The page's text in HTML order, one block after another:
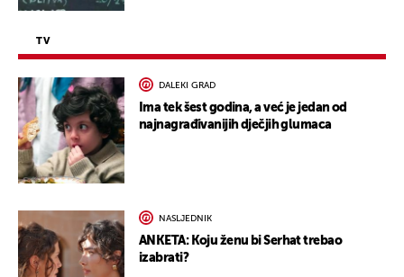
TV
DALEKI GRAD
Ima tek šest godina, a već je jedan od
najnagrađivanijih dječjih glumaca
NASLJEDNIK
ANKETA: Koju ženu bi Serhat trebao
izabrati?